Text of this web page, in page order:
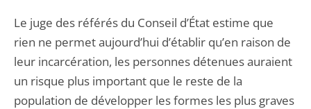
Le juge des référés du Conseil d’État estime que
rien ne permet aujourd’hui d’établir qu’en raison de
leur incarcération, les personnes détenues auraient
un risque plus important que le reste de la
population de développer les formes les plus graves